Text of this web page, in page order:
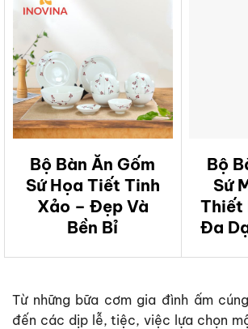
Bộ Bàn Ăn Gốm
Sứ Họa Tiết Tinh
Xảo – Đẹp Và
Bền Bỉ
Bộ
Sứ
Thiết
Đa
Từ những bữa cơm gia đình ấm
đến các dịp lễ, tiệc, việc lựa chọn